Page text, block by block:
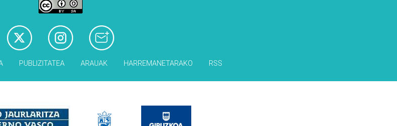
PUBLIZITATEA ARAUAK HARREMANETARAKO RSS